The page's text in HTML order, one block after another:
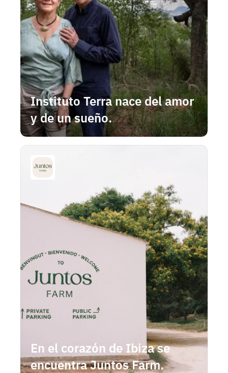
Instituto Terra nace del amor
y de un sueño.
En el corazón de Ibiza se
encuentra Juntos Farm.